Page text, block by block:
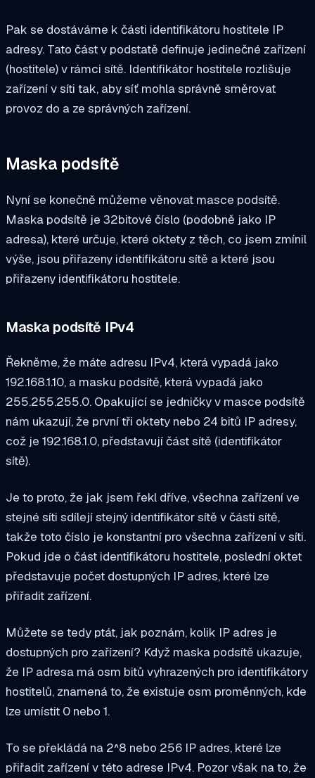
Pak se dostáváme k části identifikátoru hostitele IP
adresy. Tato část v podstatě definuje jedinečné zařízení
(hostitele) v rámci sítě. Identifikátor hostitele rozlišuje
zařízení v síti tak, aby síť mohla správně směrovat
provoz do a ze správných zařízení.
Maska podsítě
Nyní se konečně můžeme věnovat masce podsítě.
Maska podsítě je 32bitové číslo (podobně jako IP
adresa), které určuje, které oktety z těch, co jsem zmínil
výše, jsou přiřazeny identifikátoru sítě a které jsou
přiřazeny identifikátoru hostitele.
Maska podsítě IPv4
Řekněme, že máte adresu IPv4, která vypadá jako
192.168.1.10, a masku podsítě, která vypadá jako
255.255.255.0. Opakující se jedničky v masce podsítě
nám ukazují, že první tři oktety nebo 24 bitů IP adresy,
což je 192.168.1.0, představují část sítě (identifikátor
sítě).
Je to proto, že jak jsem řekl dříve, všechna zařízení ve
stejné síti sdílejí stejný identifikátor sítě v části sítě,
takže toto číslo je konstantní pro všechna zařízení v síti.
Pokud jde o část identifikátoru hostitele, poslední oktet
představuje počet dostupných IP adres, které lze
přiřadit zařízení.
Můžete se tedy ptát, jak poznám, kolik IP adres je
dostupných pro zařízení? Když maska podsítě ukazuje,
že IP adresa má osm bitů vyhrazených pro identifikátory
hostitelů, znamená to, že existuje osm proměnných, kde
lze umístit 0 nebo 1.
To se překládá na 2^8 nebo 256 IP adres, které lze
přiřadit zařízení v této adrese IPv4. Pozor však na to, že